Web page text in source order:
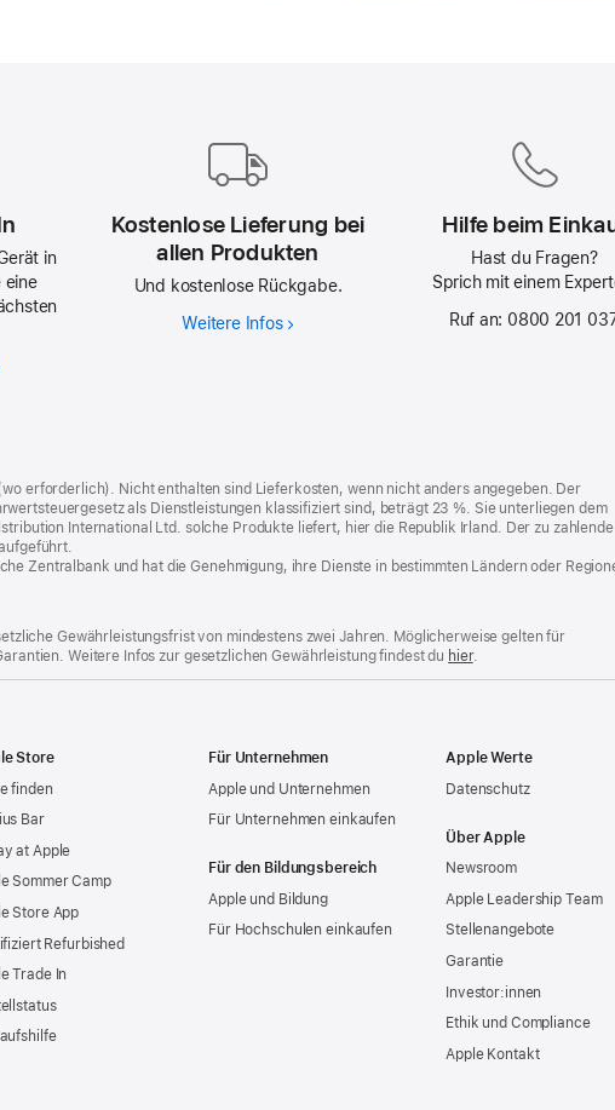
in
eine
Kostenlose Lieferung bei
allen Produkten
Und kostenlose Rückgabe.
Weitere InfosKostenlose
Hilfe beim
Hast du Fragen?
Sprich mit einem
Ruf an: 0800 201
erforderlich). Nicht enthalten sind Lieferkosten, wenn nicht anders angegeben. Der
als Dienstleistungen klassifiziert sind, beträgt 23 %. Sie unterliegen dem
International Ltd. solche Produkte liefert, hier die Republik Irland. Der zu zahlende
Zentralbank und hat die Genehmigung, ihre Dienste in bestimmten Ländern oder
Gewährleistungsfrist von mindestens zwei Jahren. Möglicherweise gelten für
Weitere Infos zur gesetzlichen Gewährleistung findest du hier.
Store
finden
Bar
at Apple
Sommer Camp
Store App
Refurbished
Trade In
Für Unternehmen
Apple und Unternehmen
Für Unternehmen einkaufen
Für den Bildungsbereich
Apple und Bildung
Für Hochschulen einkaufen
Apple Werte
Datenschutz
Über Apple
Newsroom
Apple Leadership Team
Stellenangebote
Garantie
Investor:innen
Ethik und Compliance
Apple Kontakt